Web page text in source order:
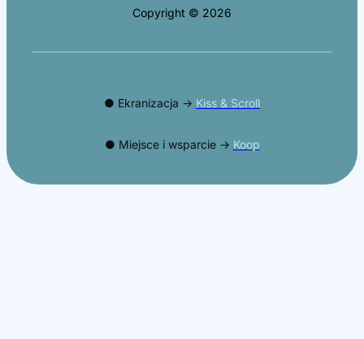
Copyright © 2026
● Ekranizacja → Kiss & Scroll
● Miejsce i wsparcie → Koop